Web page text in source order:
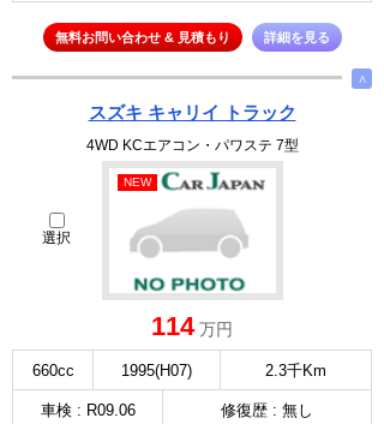
無料お問い合わせ & 見積もり 詳細を見る
∧
スズキ キャリイ トラック
4WD KCエアコン・パワステ 7型
選択
NEW
114万円
660cc 1995(H07) 2.3千Km
車検 : R09.06 修復歴 : 無し